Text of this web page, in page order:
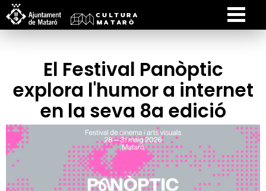
El Festival Panòptic
explora l'humor a internet
en la seva 8a edició